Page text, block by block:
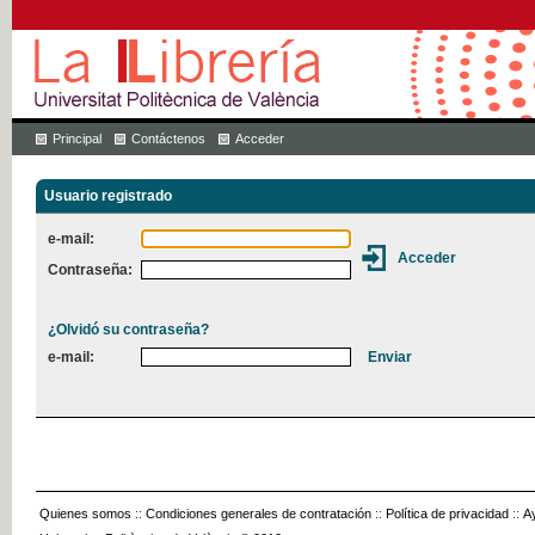
Principal Contáctenos Acceder
Usuario registrado
e-mail:
Contraseña:
¿Olvidó su contraseña?
e-mail:
Quienes somos :: Condiciones generales de contratación :: Política de privacidad ::